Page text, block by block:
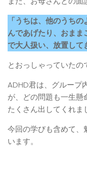
「うちは、他のうち
んであげたり、おま
で大人扱い、放置して
とおっしゃっていたの
ADHD君は、グループ
が、どの問題も一生懸
たくさん出してくれま
今回の学びも含めて、
います。